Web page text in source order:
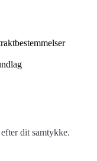
dit samtykke.